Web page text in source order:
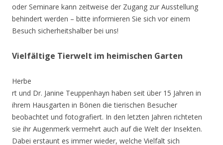
oder Seminare kann zeitweise der Zugang zur Ausstellung
behindert werden – bitte informieren Sie sich vor einem
Besuch sicherheitshalber bei uns!
Vielfältige Tierwelt im heimischen Garten
Herbe
rt und Dr. Janine Teuppenhayn haben seit über 15 Jahren in
ihrem Hausgarten in Bönen die tierischen Besucher
beobachtet und fotografiert. In den letzten Jahren richteten
sie ihr Augenmerk vermehrt auch auf die Welt der Insekten.
Dabei erstaunt es immer wieder, welche Vielfalt sich